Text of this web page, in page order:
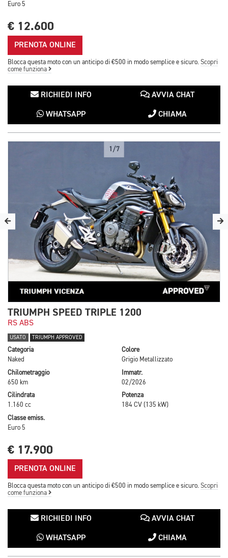
Euro 5
€ 12.600
PRENOTA ONLINE
Blocca questa moto con un anticipo di €500 in modo semplice e sicuro. Scopri
come funziona
RICHIEDI INFO AVVIA CHAT
WHATSAPP CHIAMA
1/7
TRIUMPH SPEED TRIPLE 1200
RS ABS
USATO TRIUMPH APPROVED
Categoria
Naked
Colore
Grigio Metallizzato
Chilometraggio
650 km
Immatr.
02/2026
Cilindrata
1.160 cc
Potenza
184 CV (135 kW)
Classe emiss.
Euro 5
€ 17.900
PRENOTA ONLINE
Blocca questa moto con un anticipo di €500 in modo semplice e sicuro. Scopri
come funziona
RICHIEDI INFO AVVIA CHAT
WHATSAPP CHIAMA